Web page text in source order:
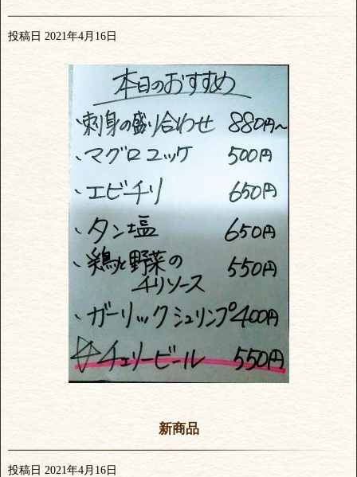
投稿日 2021年4月16日
新商品
投稿日 2021年4月16日